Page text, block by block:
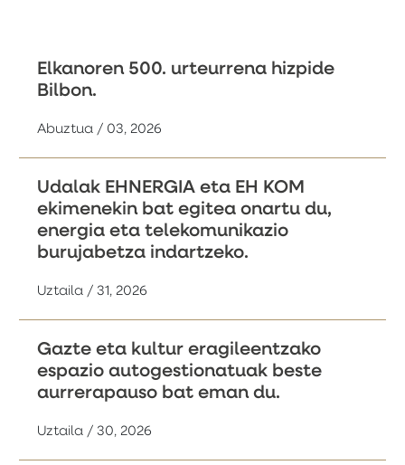
Elkanoren 500. urteurrena hizpide
Bilbon.
Abuztua / 03, 2026
Udalak EHNERGIA eta EH KOM
ekimenekin bat egitea onartu du,
energia eta telekomunikazio
burujabetza indartzeko.
Uztaila / 31, 2026
Gazte eta kultur eragileentzako
espazio autogestionatuak beste
aurrerapauso bat eman du.
Uztaila / 30, 2026